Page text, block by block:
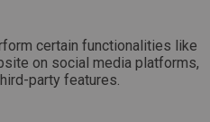
certain functionalities like
on social media platforms,
party features.